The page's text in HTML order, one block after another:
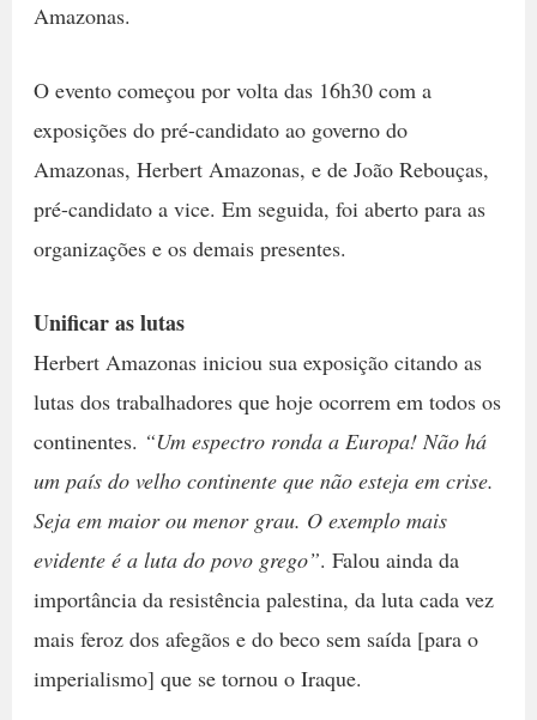
Amazonas.
O evento começou por volta das 16h30 com a
exposições do pré-candidato ao governo do
Amazonas, Herbert Amazonas, e de João Rebouças,
pré-candidato a vice. Em seguida, foi aberto para as
organizações e os demais presentes.
Unificar as lutas
Herbert Amazonas iniciou sua exposição citando as
lutas dos trabalhadores que hoje ocorrem em todos os
continentes. “Um espectro ronda a Europa! Não há
um país do velho continente que não esteja em crise.
Seja em maior ou menor grau. O exemplo mais
evidente é a luta do povo grego”. Falou ainda da
importância da resistência palestina, da luta cada vez
mais feroz dos afegãos e do beco sem saída [para o
imperialismo] que se tornou o Iraque.